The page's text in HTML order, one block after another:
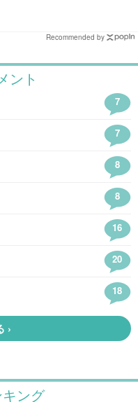
Recommended by
キング